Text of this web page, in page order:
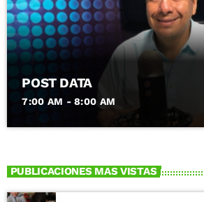
POST DATA
7:00 AM - 8:00 AM
PUBLICACIONES MAS VISTAS